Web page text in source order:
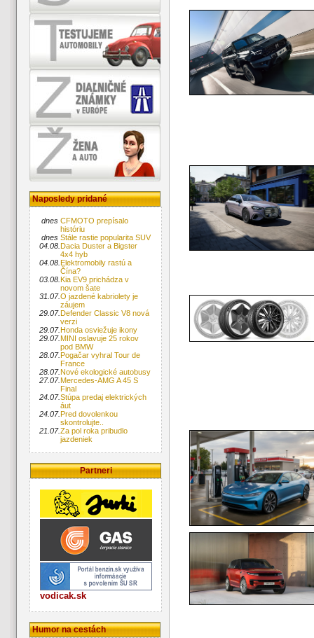
Naposledy pridané
dnes CFMOTO prepísalo
históriu
dnes Stále rastie popularita SUV
04.08.Dacia Duster a Bigster
4x4 hyb
04.08.Elektromobily rastú a
Čína?
03.08.Kia EV9 prichádza v
novom šate
31.07.O jazdené kabriolety je
záujem
29.07.Defender Classic V8 nová
verzi
29.07.Honda osviežuje ikony
29.07.MINI oslavuje 25 rokov
pod BMW
28.07.Pogačar vyhral Tour de
France
28.07.Nové ekologické autobusy
27.07.Mercedes-AMG A 45 S
Final
24.07.Stúpa predaj elektrických
áut
24.07.Pred dovolenkou
skontrolujte..
21.07.Za pol roka pribudlo
jazdeniek
Partneri
vodicak.sk
Humor na cestách